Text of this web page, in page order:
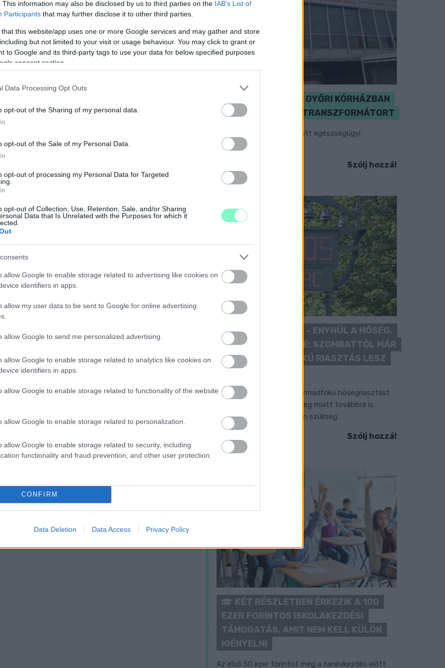
This information may also be disclosed by us to third parties on the IAB’s List of
Participants that may further disclose it to other third parties.
that this website/app uses one or more Google services and may gather and store
but not limited to your visit or usage behaviour. You may click to grant or
to Google and its third-party tags to use your data for below specified purposes
consent section.
Data Processing Opt Outs
opt-out of the Sharing of my personal data.
opt-out of the Sale of my Personal Data.
opt-out of processing my Personal Data for Targeted
opt-out of Collection, Use, Retention, Sale, and/or Sharing
Data that Is Unrelated with the Purposes for which it
allow Google to enable storage related to advertising like cookies on
identifiers in apps.
allow my user data to be sent to Google for online advertising
allow Google to send me personalized advertising.
allow Google to enable storage related to analytics like cookies on
identifiers in apps.
allow Google to enable storage related to functionality of the website
allow Google to enable storage related to personalization.
allow Google to enable storage related to security, including
functionality and fraud prevention, and other user protection.
CONFIRM
Data Deletion Data Access Privacy Policy
jár, a 2023/2024-es tanévben ugyan
2025-ben már 12 fővel kalkulálhatna az
megyei napilapnak úgy nyilatkozott, minden
óvoda jövőjét illetően a lehető legkedvezőbb
Zsolt gyermek
KICSERÉLTÉK A GYŐRI KÓRHÁZBAN
MEGHIBÁSODOTT TRANSZFORMÁTORT
Megkezdték az elhalasztott egészségügyi
ellátásokat.
Szólj hozzá!
KÁNIKULA 2026 - ENYHÜL A HŐSÉG,
DE MÉG NINCS VÉGE: SZOMBATTÓL MÁR
“CSAK” MÁSODFOKÚ RIASZTÁS LESZ
A július vége óta tartó harmadfokú hőségriasztást
mérséklik, de a tartós meleg miatt továbbra is
fokozott óvatosságra van szükség.
Szólj hozzá!
KÉT RÉSZLETBEN ÉRKEZIK A 100
EZER FORINTOS ISKOLAKEZDÉSI
TÁMOGATÁS, AMIT NEM KELL KÜLÖN
IGÉNYELNI
Az első 50 ezer forintot még a tanévkezdés előtt